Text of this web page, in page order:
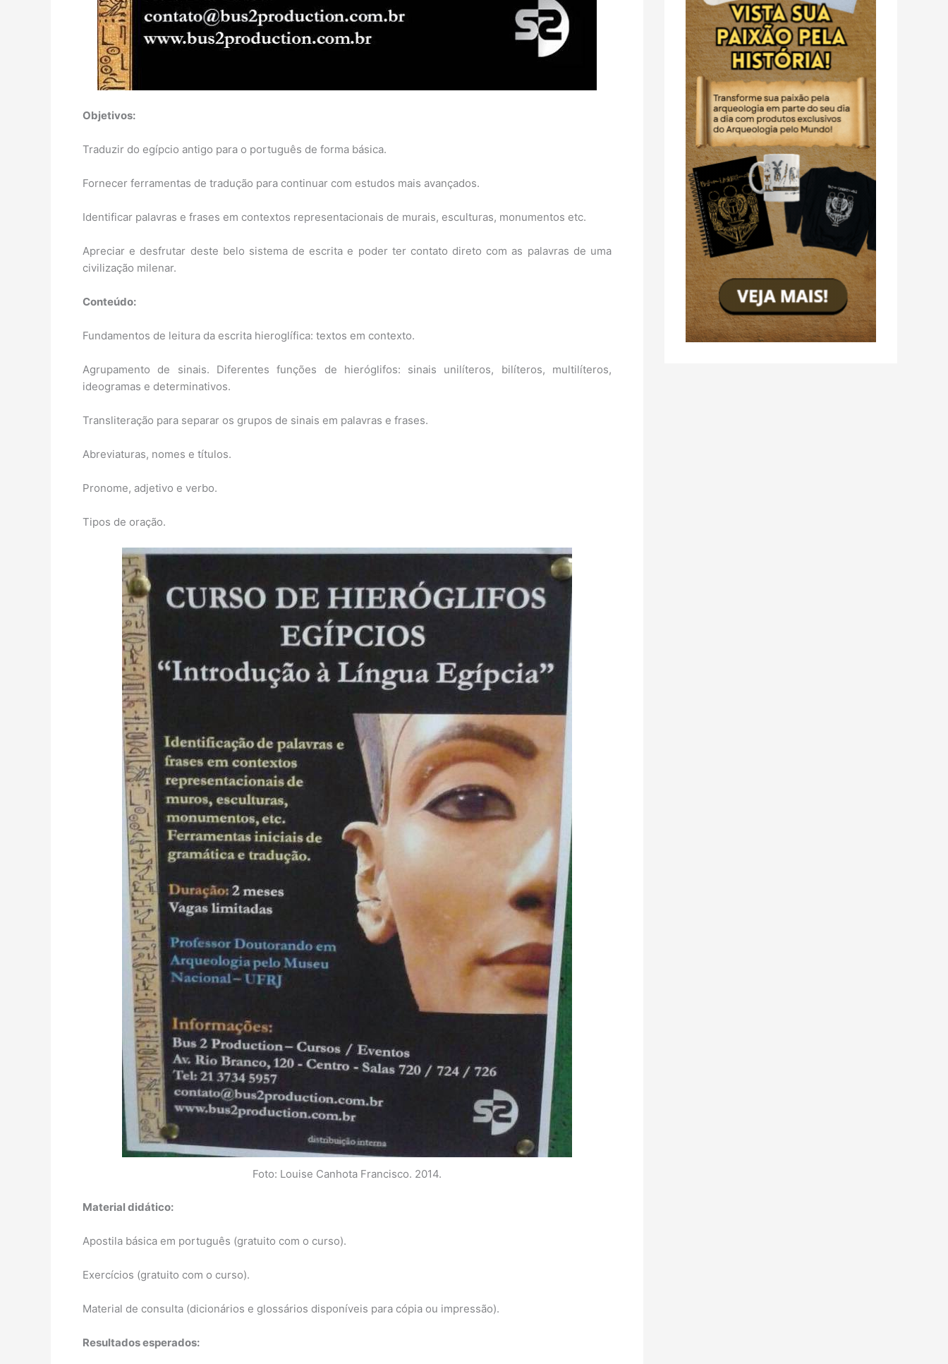
Objetivos:
Traduzir do egípcio antigo para o português de forma básica.
Fornecer ferramentas de tradução para continuar com estudos mais avançados.
Identificar palavras e frases em contextos representacionais de murais, esculturas, monumentos etc.
Apreciar e desfrutar deste belo sistema de escrita e poder ter contato direto com as palavras de uma
civilização milenar.
Conteúdo:
Fundamentos de leitura da escrita hieroglífica: textos em contexto.
Agrupamento de sinais. Diferentes funções de hieróglifos: sinais unilíteros, bilíteros, multilíteros,
ideogramas e determinativos.
Transliteração para separar os grupos de sinais em palavras e frases.
Abreviaturas, nomes e títulos.
Pronome, adjetivo e verbo.
Tipos de oração.
Foto: Louise Canhota Francisco. 2014.
Material didático:
Apostila básica em português (gratuito com o curso).
Exercícios (gratuito com o curso).
Material de consulta (dicionários e glossários disponíveis para cópia ou impressão).
Resultados esperados: